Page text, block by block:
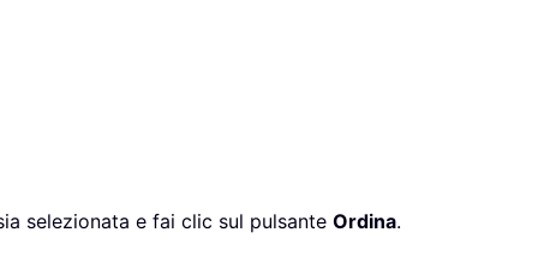
selezionata e fai clic sul pulsante Ordina.